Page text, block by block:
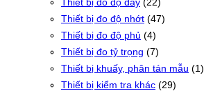
Thiết bị đo độ nhớt (47)
Thiết bị đo độ phủ (4)
Thiết bị đo tỷ trọng (7)
Thiết bị khuấy, phân tán mẫu (1)
Thiết bị kiểm tra khác (29)